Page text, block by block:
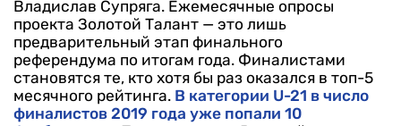
Владислав Супряга. Ежемесячные опросы
проекта Золотой Талант — это лишь
предварительный этап финального
референдума по итогам года. Финалистами
становятся те, кто хотя бы раз оказался в топ-5
месячного рейтинга. В категории U-21 в число
финалистов 2019 года уже попали 10